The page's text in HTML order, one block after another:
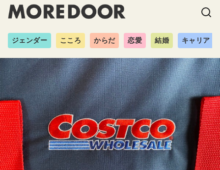
ジェンダー こころ からだ 恋愛 結婚 キャリア